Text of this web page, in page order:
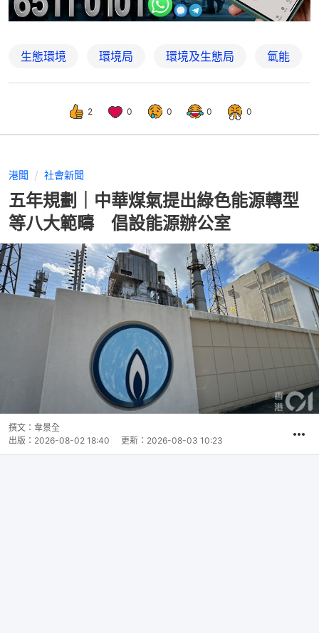
生態環境 環境局 環境及生態局 氫能
2 0 0 0 0
港聞 社會新聞
五年規劃｜中華煤氣提出綠色能源轉型
等八大範疇 倡設能源辦公室
撰文： 韋景全
出版： 2026-08-02 18:40 更新： 2026-08-03 10:23